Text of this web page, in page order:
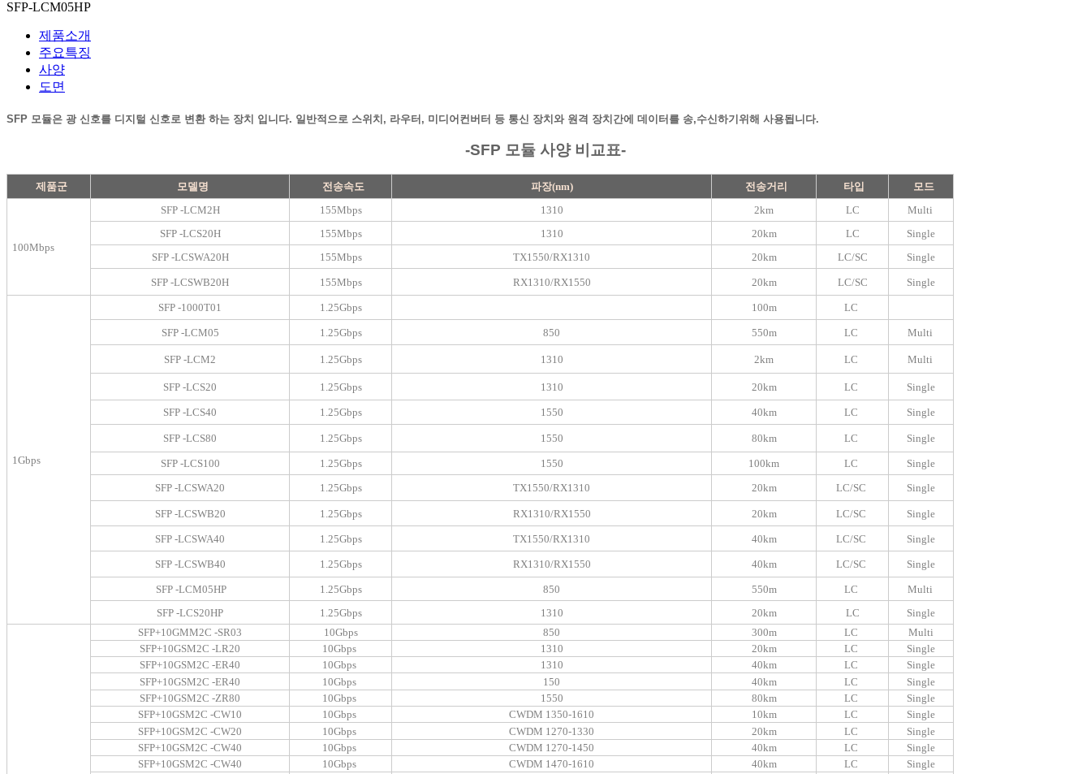
SFP-LCM05HP
제품소개
주요특징
사양
도면
SFP 모듈은 광 신호를 디지털 신호로 변환 하는 장치 입니다. 일반적으로 스위치, 라우터, 미디어컨버터 등 통신 장치와 원격 장치간에 데이터를 송,수신하기위해 사용됩니다.
-SFP 모듈 사양 비교표-
제품군 모델명 전송속도 파장(nm) 전송거리 타입 모드
100Mbps
SFP -LCM2H 155Mbps 1310 2km LC
Multi
SFP -LCS20H
155Mbps 1310 20km LC
Single
SFP -LCSWA20H
155Mbps TX1550/RX1310 20km LC/SC Single
SFP -LCSWB20H 155Mbps RX1310/RX1550 20km LC/SC Single
1Gbps
SFP -1000T01 1.25Gbps 100m LC
SFP -LCM05 1.25Gbps 850 550m LC Multi
SFP -LCM2 1.25Gbps 1310 2km LC Multi
SFP -LCS20 1.25Gbps 1310 20km LC Single
SFP -LCS40 1.25Gbps 1550 40km LC Single
SFP -LCS80 1.25Gbps 1550 80km LC Single
SFP -LCS100 1.25Gbps 1550 100km LC
Single
SFP -LCSWA20
1.25Gbps TX1550/RX1310 20km LC/SC Single
SFP -LCSWB20 1.25Gbps RX1310/RX1550 20km LC/SC Single
SFP -LCSWA40 1.25Gbps TX1550/RX1310 40km LC/SC Single
SFP -LCSWB40 1.25Gbps RX1310/RX1550 40km LC/SC Single
SFP -LCM05HP 1.25Gbps 850 550m LC
Multi
SFP -LCS20HP
1.25Gbps 1310 20km LC Single
SFP+10GMM2C -SR03 10Gbps 850 300m LC
Multi
SFP+10GSM2C -LR20
10Gbps 1310 20km LC
Single
SFP+10GSM2C -ER40
10Gbps 1310 40km LC
Single
SFP+10GSM2C -ER40
10Gbps 150 40km LC
Single
SFP+10GSM2C -ZR80
10Gbps 1550 80km LC
Single
SFP+10GSM2C -CW10
10Gbps CWDM 1350-1610 10km LC
Single
SFP+10GSM2C -CW20
10Gbps CWDM 1270-1330 20km LC
Single
SFP+10GSM2C -CW40
10Gbps CWDM 1270-1450 40km LC
Single
SFP+10GSM2C -CW40
10Gbps CWDM 1470-1610 40km LC
Single